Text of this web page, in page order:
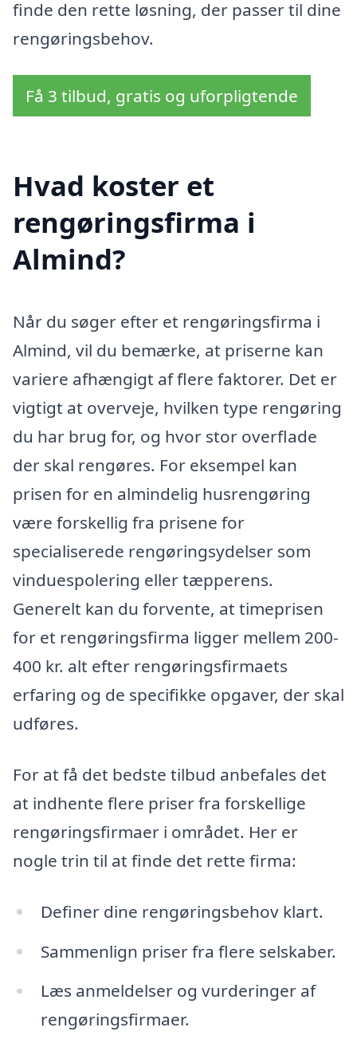
finde den rette løsning, der passer til dine
rengøringsbehov.
Få 3 tilbud, gratis og uforpligtende
Hvad koster et
rengøringsfirma i
Almind?
Når du søger efter et rengøringsfirma i
Almind, vil du bemærke, at priserne kan
variere afhængigt af flere faktorer. Det er
vigtigt at overveje, hvilken type rengøring
du har brug for, og hvor stor overflade
der skal rengøres. For eksempel kan
prisen for en almindelig husrengøring
være forskellig fra prisene for
specialiserede rengøringsydelser som
vinduespolering eller tæpperens.
Generelt kan du forvente, at timeprisen
for et rengøringsfirma ligger mellem 200-
400 kr. alt efter rengøringsfirmaets
erfaring og de specifikke opgaver, der skal
udføres.
For at få det bedste tilbud anbefales det
at indhente flere priser fra forskellige
rengøringsfirmaer i området. Her er
nogle trin til at finde det rette firma:
Definer dine rengøringsbehov klart.
Sammenlign priser fra flere selskaber.
Læs anmeldelser og vurderinger af
rengøringsfirmaer.